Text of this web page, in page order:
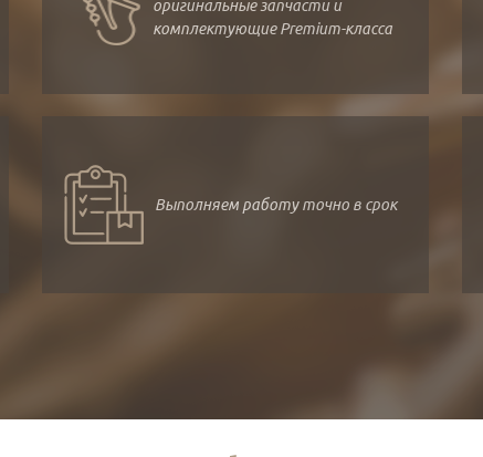
оригинальные запчасти и
комплектующие Premium-класса
Выполняем работу точно в срок